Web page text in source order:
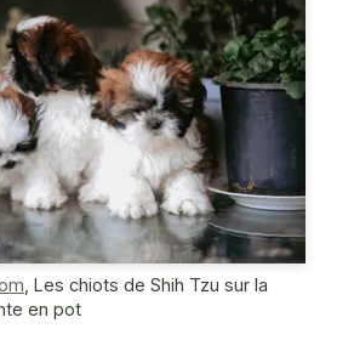
Les chiots de Shih Tzu sur la
en pot